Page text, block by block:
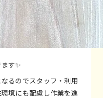
す✨
るのでスタッフ・利用
境にも配慮し作業を進